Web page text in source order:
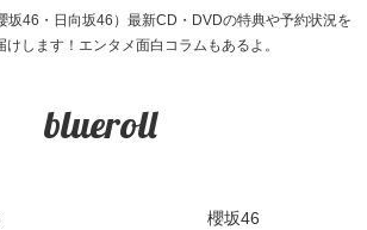
坂46・日向坂46）最新CD・DVDの特典や予約状況を
けします！エンタメ面白コラムもあるよ。
blueroll
櫻坂46